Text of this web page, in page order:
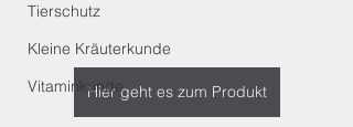
Tierschutz
Kleine Kräuterkunde
VitaminkundeHier geht es zum Produkt